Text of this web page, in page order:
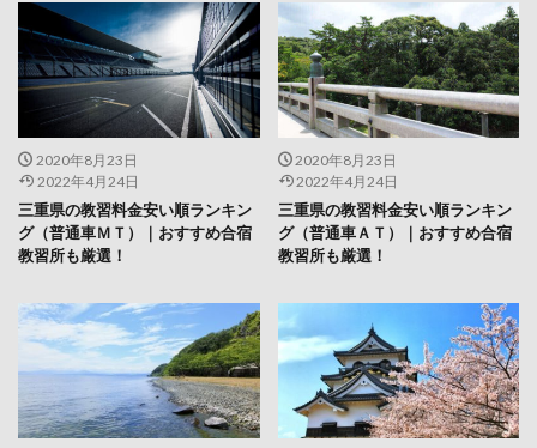
2020年8月23日
2022年4月24日
三重県の教習料金安い順ランキン
グ（普通車ＭＴ）｜おすすめ合宿
教習所も厳選！
2020年8月23日
2022年4月24日
三重県の教習料金安い順ランキン
グ（普通車ＡＴ）｜おすすめ合宿
教習所も厳選！